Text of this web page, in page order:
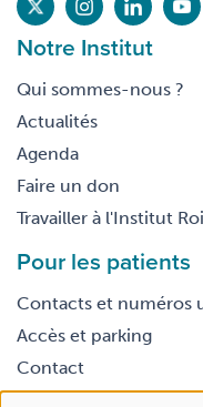
Notre Institut
Qui sommes-nous ?
Actualités
Agenda
Faire un don
Travailler à l'Institut
Pour les patients
Contacts et numéros
Accès et parking
Contact